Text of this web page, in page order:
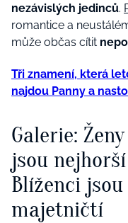
nezávislých jedinců.
romantice a
může občas cítit
Tři znamení, která
najdou Panny a
Galerie:
jsou
Blíženci
majetničtí